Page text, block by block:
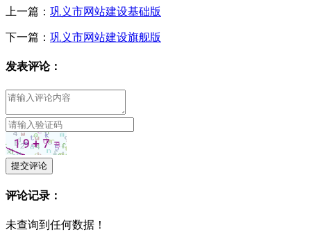
上一篇： 巩义市网站建设基础版
下一篇： 巩义市网站建设旗舰版
发表评论：
提交评论
评论记录：
未查询到任何数据！